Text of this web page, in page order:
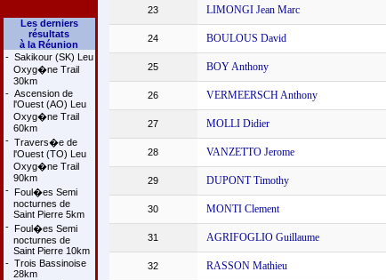
Les derniers
résultats
à la Réunion
- Sakikour (SK) Leu
Oxyg�ne Trail
30km
- Ascension de
l'Ouest (AO) Leu
Oxyg�ne Trail
60km
- Travers�e de
l'Ouest (TO) Leu
Oxyg�ne Trail
90km
- Foul�es Semi
nocturnes de
Saint Pierre 5km
- Foul�es Semi
nocturnes de
Saint Pierre 10km
- Trois Bassinoise
28km
23 LIMONGI Jean Marc
24 BOULOUS David
25 BOY Anthony
26 VERMEERSCH Anthony
27 MOLLI Didier
28 VANZETTO Jerome
29 DUPONT Timothy
30 MONTI Clement
31 AGRIFOGLIO Guillaume
32 RASSON Mathieu